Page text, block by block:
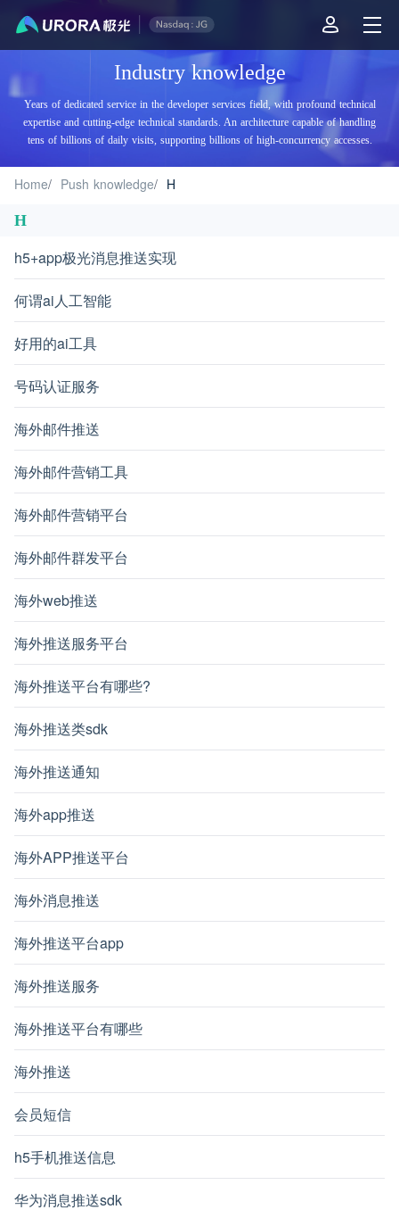
Aurora Mobile JPush's Industry Knowledge - H
Industry knowledge
Years of dedicated service in the developer services field, with profound technical
expertise and cutting-edge technical standards. An architecture capable of handling
tens of billions of daily visits, supporting billions of high-concurrency accesses.
Home/ Push knowledge/ H
H
h5+app极光消息推送实现
何谓ai人工智能
好用的ai工具
号码认证服务
海外邮件推送
海外邮件营销工具
海外邮件营销平台
海外邮件群发平台
海外web推送
海外推送服务平台
海外推送平台有哪些?
海外推送类sdk
海外推送通知
海外app推送
海外APP推送平台
海外消息推送
海外推送平台app
海外推送服务
海外推送平台有哪些
海外推送
会员短信
h5手机推送信息
华为消息推送sdk